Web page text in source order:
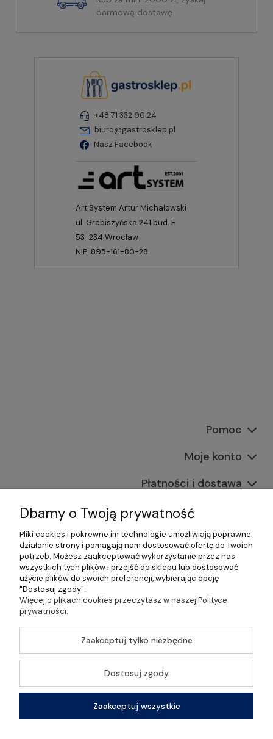
darmową dostawę
+48 71 332 90 24
biuro@gastrosklep.pl
Nasz Facebook
Art System Artur Michałowski
ul. Grabiszyńska 241 bud. E
53-234 Wrocław
NIP: 895-161-80-28
Pomoc
Moje konto
Płatności i dostawa
Informacje
O nas
©2026 Wszelkie Prawa Zastrzeżone | Gastrosklep |
Wyposażenie gastronomii, restauracji oraz barów
Szablon Master byEcommercy
Pokaż pełną wersję strony
Sklep internetowy Shoper Premium
Dbamy o Twoją prywatność
Pliki cookies i pokrewne im technologie umożliwiają poprawne
działanie strony i pomagają nam dostosować ofertę do Twoich
potrzeb. Możesz zaakceptować wykorzystanie przez nas
wszystkich tych plików i przejść do sklepu lub dostosować
użycie plików do swoich preferencji, wybierając opcję
"Dostosuj zgody".
Więcej o plikach cookies przeczytasz w naszej Polityce
prywatności.
Zaakceptuj tylko niezbędne
Dostosuj zgody
Zaakceptuj wszystkie